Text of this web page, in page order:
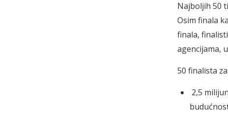
Najboljih 50
Osim finala
finala,
agencijama,
50 finalista
2,5